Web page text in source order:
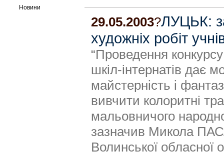
Новини
29.05.2003?ЛУЦЬК:
художніх робіт
“Проведення конкурсу
шкіл-інтернатів дає
майстерність і
вивчити колоритні
мальовничого
зазначив Микола
Волинської обласної